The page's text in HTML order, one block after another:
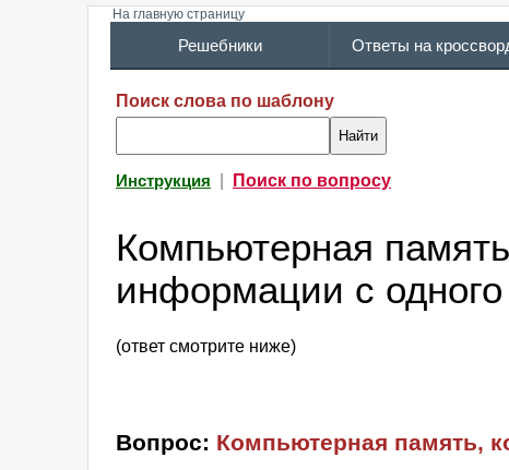
На главную страницу
Решебники Ответы на
Поиск слова по шаблону
Инструкция Поиск по вопросу
Компьютерная
информации с одного
(ответ смотрите ниже)
Вопрос: Компьютерная память,